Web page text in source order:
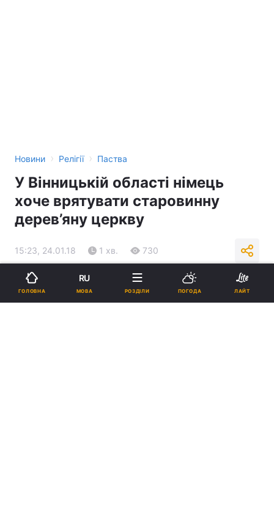
Новини › Релігії › Паства
У Вінницькій області німець
хоче врятувати старовинну
дерев’яну церкву
15:23, 24.01.18 1 хв. 730
Підпишіться на нас в Google
ГОЛОВНА
RU
МОВА РОЗДІЛИ ПОГОДА ЛАЙТ